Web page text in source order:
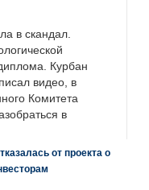
в скандал.
Курбан
видео, в
Комитета
в
от проекта о